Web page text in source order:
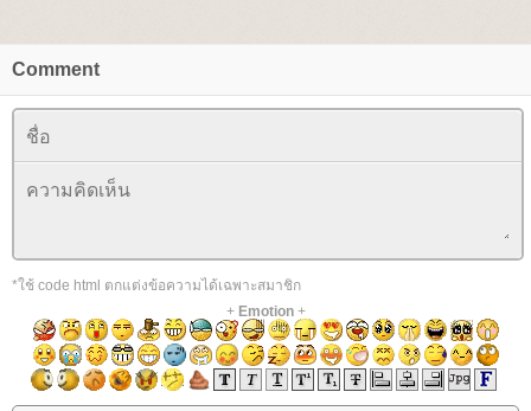
Comment
*ใช้ code html ตกแต่งข้อความได้เฉพาะสมาชิก
+ Emotion+